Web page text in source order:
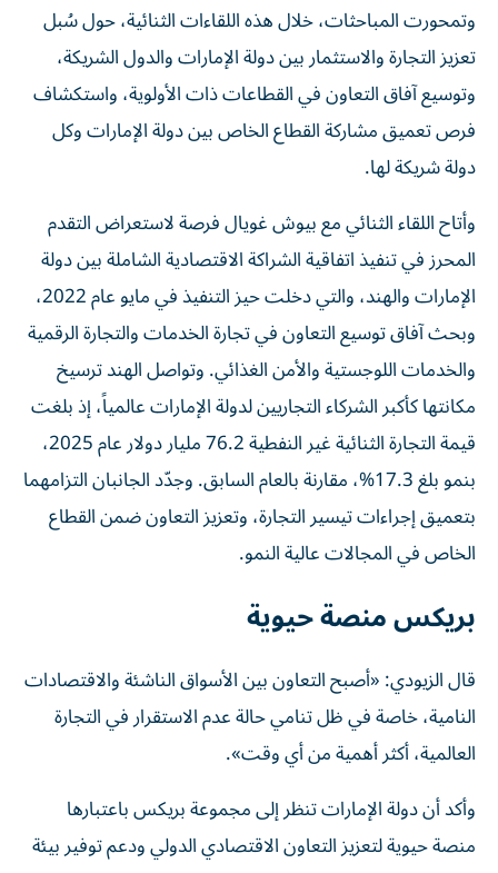
وتمحورت المباحثات، خلال هذه اللقاءات الثنائية، حول سُبل
تعزيز التجارة والاستثمار بين دولة الإمارات والدول الشريكة،
وتوسيع آفاق التعاون في القطاعات ذات الأولوية، واستكشاف
فرص تعميق مشاركة القطاع الخاص بين دولة الإمارات وكل
دولة شريكة لها.
وأتاح اللقاء الثنائي مع بيوش غويال فرصة لاستعراض التقدم
المحرز في تنفيذ اتفاقية الشراكة الاقتصادية الشاملة بين دولة
الإمارات والهند، والتي دخلت حيز التنفيذ في مايو عام 2022،
وبحث آفاق توسيع التعاون في تجارة الخدمات والتجارة الرقمية
والخدمات اللوجستية والأمن الغذائي. وتواصل الهند ترسيخ
مكانتها كأكبر الشركاء التجاريين لدولة الإمارات عالمياً، إذ بلغت
قيمة التجارة الثنائية غير النفطية 76.2 مليار دولار عام 2025،
بنمو بلغ 17.3%، مقارنة بالعام السابق. وجدّد الجانبان التزامهما
بتعميق إجراءات تيسير التجارة، وتعزيز التعاون ضمن القطاع
الخاص في المجالات عالية النمو.
بريكس منصة حيوية
قال الزيودي: «أصبح التعاون بين الأسواق الناشئة والاقتصادات
النامية، خاصة في ظل تنامي حالة عدم الاستقرار في التجارة
العالمية، أكثر أهمية من أي وقت».
وأكد أن دولة الإمارات تنظر إلى مجموعة بريكس باعتبارها
منصة حيوية لتعزيز التعاون الاقتصادي الدولي ودعم توفير بيئة